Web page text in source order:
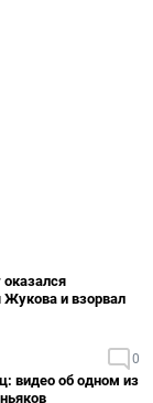
Жукова и взорвал
0
видео об одном из